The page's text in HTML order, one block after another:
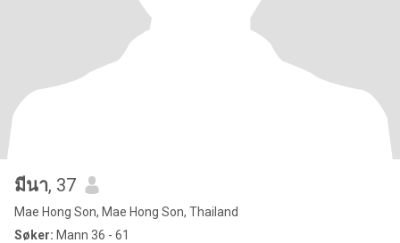
มีนา, 37
Mae Hong Son, Mae Hong Son, Thailand
Søker: Mann 36 - 61